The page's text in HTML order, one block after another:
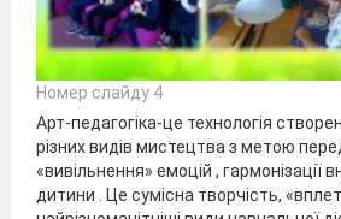
Номер слайду 4
Арт-педагогіка-це технологія
різних видів мистецтва з метою
«вивільнення» емоцій , гармонізації
дитини . Це сумісна творчість,